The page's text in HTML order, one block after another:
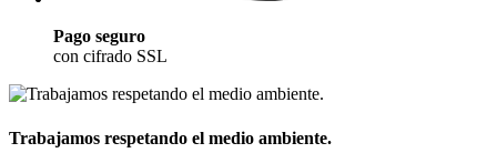
Pago seguro
con cifrado SSL
Trabajamos respetando el medio ambiente.